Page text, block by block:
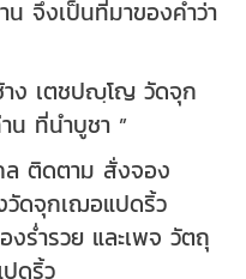
จึงเป็นที่มาของคำว่า
าง เตชปญฺโญ วัดจุก
ที่นำบูชา ”
ติดตาม สั่งจอง
วัดจุกเฌอแปดริ้ว
งร่ำรวย และเพจ วัตถุ
ดริ้ว